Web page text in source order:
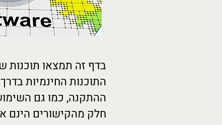
בדף זה תמצאו תוכנות
התוכנות החינמיות
ההתקנה, כמו גם
חלק מהקישורים הינם